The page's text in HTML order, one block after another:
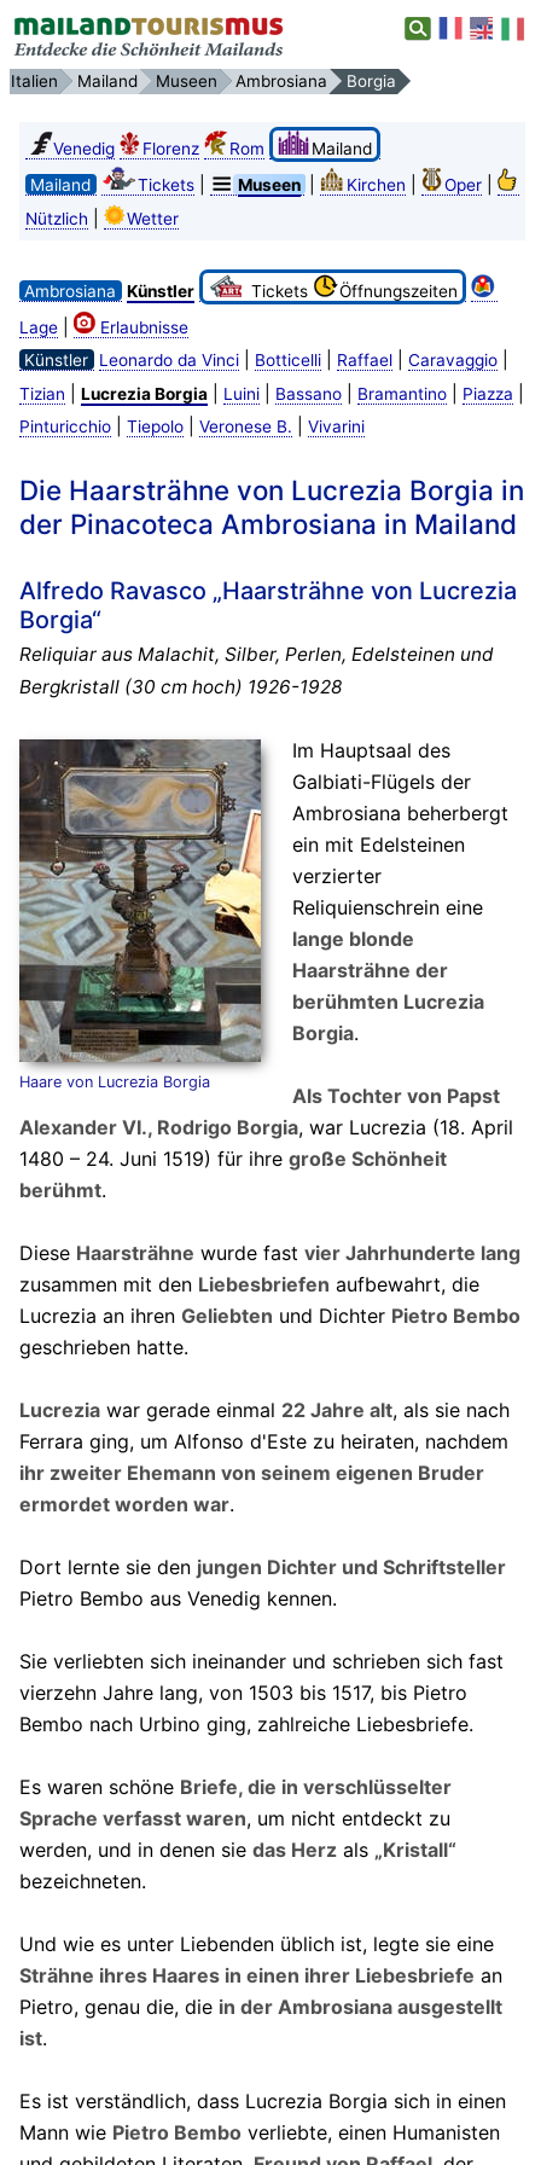
Italien Mailand Museen Ambrosiana Borgia
Venedig Florenz Rom
Mailand
Mailand
Tickets| Museen Kirchen Oper|
Nützlich Wetter
Ambrosiana Künstler Tickets
Öffnungszeiten
Lage|
Erlaubnisse
Künstler
Leonardo da Vinci| Botticelli| Raffael| Caravaggio|
Tizian Lucrezia Borgia| Luini| Bassano| Bramantino| Piazza
Pinturicchio| Tiepolo| Veronese B. Vivarini
Die Haarsträhne von Lucrezia Borgia in
der Pinacoteca Ambrosiana in Mailand
Alfredo Ravasco „Haarsträhne von Lucrezia
Borgia“
Reliquiar aus Malachit, Silber, Perlen, Edelsteinen und
Bergkristall (30 cm hoch) 1926-1928
Haare von Lucrezia Borgia
Im Hauptsaal des
Galbiati-Flügels der
Ambrosiana beherbergt
ein mit Edelsteinen
verzierter
Reliquienschrein eine
lange blonde
Haarsträhne der
berühmten Lucrezia
Borgia.
Als Tochter von Papst
Alexander VI., Rodrigo Borgia, war Lucrezia (18. April
1480 – 24. Juni 1519) für ihre große Schönheit
berühmt.
Diese Haarsträhne wurde fast vier Jahrhunderte lang
zusammen mit den Liebesbriefen aufbewahrt, die
Lucrezia an ihren Geliebten und Dichter Pietro Bembo
geschrieben hatte.
Lucreziawar gerade einmal 22 Jahre alt, als sie nach
Ferrara ging, um Alfonso d'Este zu heiraten, nachdem
ihr zweiter Ehemann von seinem eigenen Bruder
ermordet worden war.
Dort lernte sie den jungen Dichter und Schriftsteller
Pietro Bembo aus Venedig kennen.
Sie verliebten sich ineinander und schrieben sich fast
vierzehn Jahre lang, von 1503 bis 1517, bis Pietro
Bembo nach Urbino ging, zahlreiche Liebesbriefe.
Es waren schöne Briefe, die in verschlüsselter
Sprache verfasst waren, um nicht entdeckt zu
werden, und in denen sie das Herzals „Kristall“
bezeichneten.
Und wie es unter Liebenden üblich ist, legte sie eine
Strähne ihres Haares in einen ihrer Liebesbriefe an
Pietro, genau die, die in der Ambrosiana ausgestellt
ist.
Es ist verständlich, dass Lucrezia Borgia sich in einen
Mann wie Pietro Bemboverliebte, einen Humanisten